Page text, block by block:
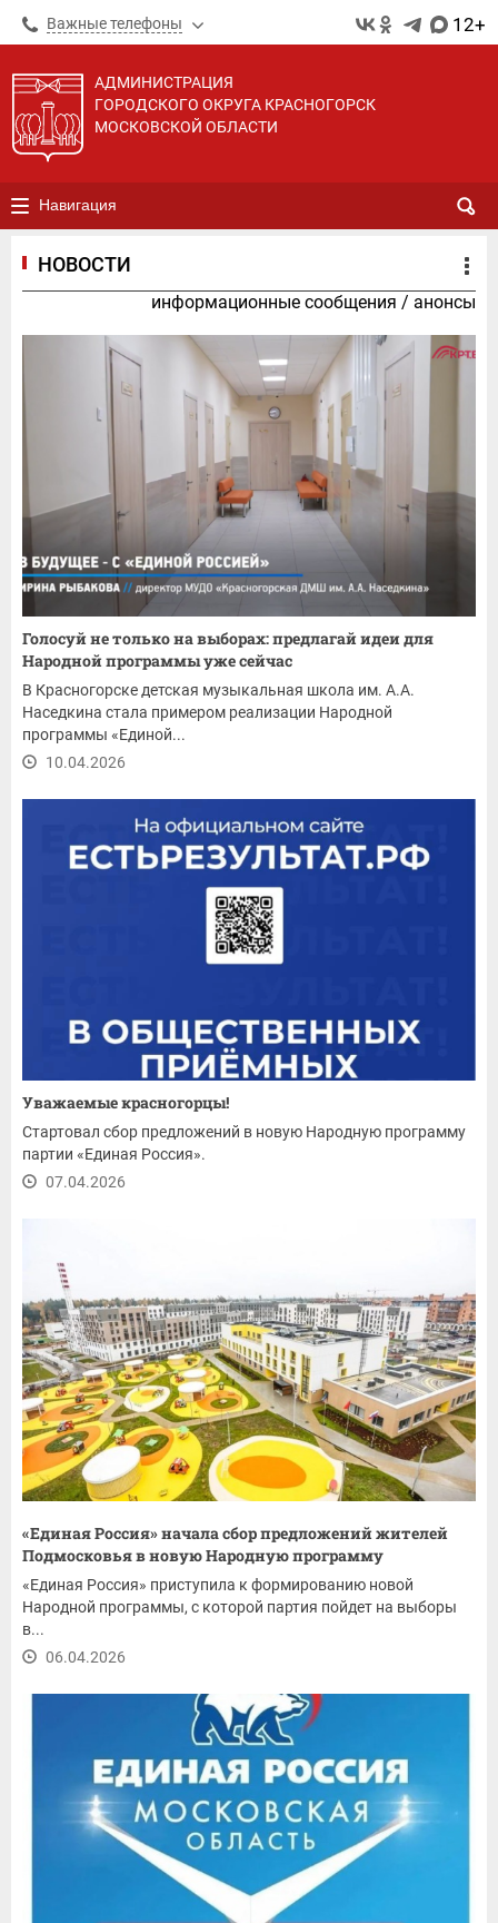
Важные телефоны 12+
АДМИНИСТРАЦИЯ
ГОРОДСКОГО ОКРУГА КРАСНОГОРСК
МОСКОВСКОЙ ОБЛАСТИ
Навигация
НОВОСТИ
информационные сообщения / анонсы
Голосуй не только на выборах: предлагай идеи для
Народной программы уже сейчас
В Красногорске детская музыкальная школа им. А.А.
Наседкина стала примером реализации Народной
программы «Единой...
10.04.2026
Уважаемые красногорцы!
Стартовал сбор предложений в новую Народную программу
партии «Единая Россия».
07.04.2026
«Единая Россия» начала сбор предложений жителей
Подмосковья в новую Народную программу
«Единая Россия» приступила к формированию новой
Народной программы, с которой партия пойдет на выборы
в...
06.04.2026